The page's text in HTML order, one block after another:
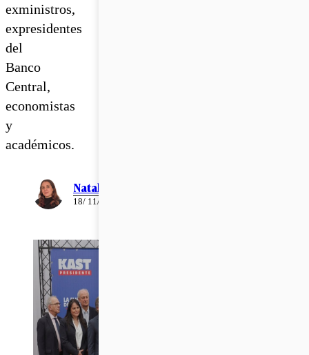
exministros,
expresidentes
del
Banco
Central,
economistas
y
académicos.
Natalia Saavedra
18/ 11/ 2025